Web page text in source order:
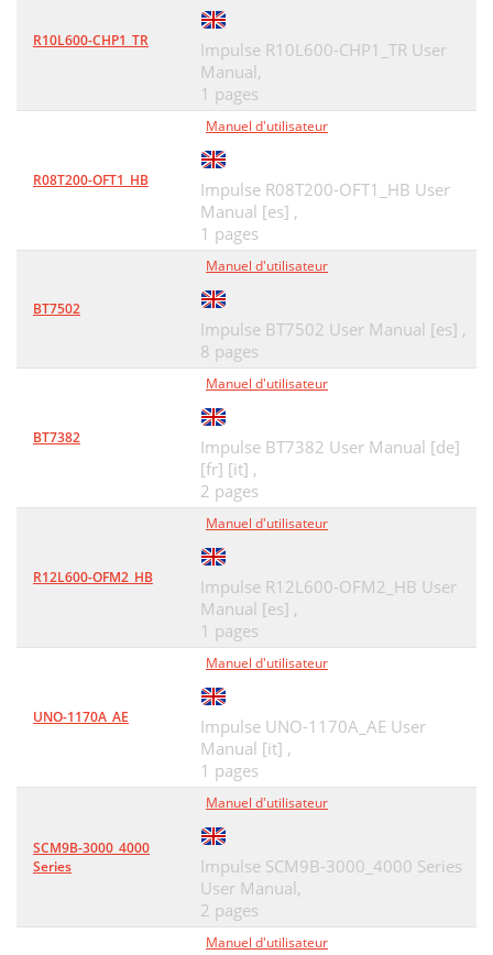
R10L600-CHP1_TR
Impulse R10L600-CHP1_TR User
Manual,
1 pages
R08T200-OFT1_HB
Manuel d'utilisateur
Impulse R08T200-OFT1_HB User
Manual [es] ,
1 pages
BT7502
Manuel d'utilisateur
Impulse BT7502 User Manual [es] ,
8 pages
BT7382
Manuel d'utilisateur
Impulse BT7382 User Manual [de]
[fr] [it] ,
2 pages
R12L600-OFM2_HB
Manuel d'utilisateur
Impulse R12L600-OFM2_HB User
Manual [es] ,
1 pages
UNO-1170А_AE
Manuel d'utilisateur
Impulse UNO-1170А_AE User
Manual [it] ,
1 pages
SCM9B-3000_4000
Series
Manuel d'utilisateur
Impulse SCM9B-3000_4000 Series
User Manual,
2 pages
Manuel d'utilisateur